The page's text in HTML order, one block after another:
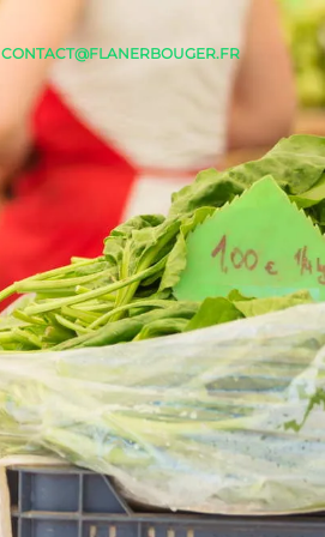
CONTACT@FLANERBOUGER.FR